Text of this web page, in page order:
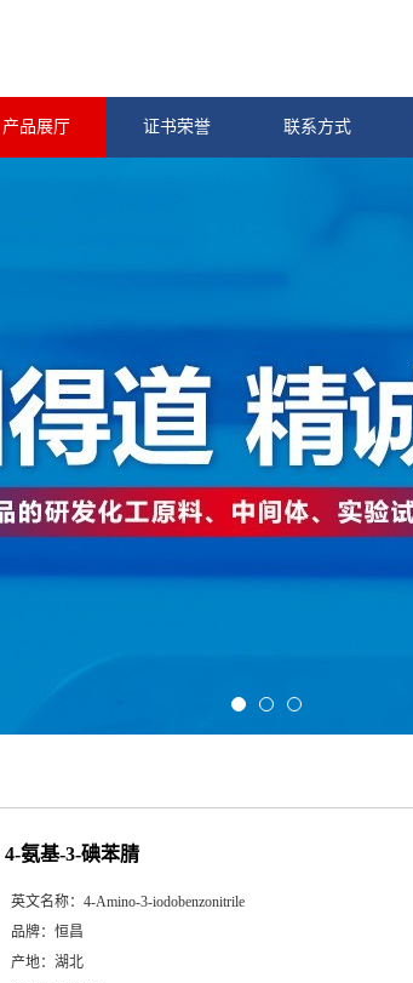
产品展厅 证书荣誉 联系方式
4-氨基-3-碘苯腈
英文名称： 4-Amino-3-iodobenzonitrile
品牌： 恒昌
产地： 湖北